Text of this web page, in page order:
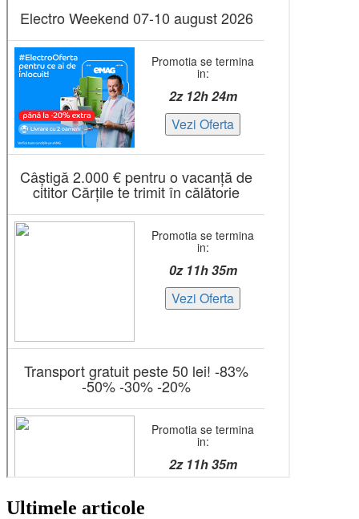
Ultimele articole